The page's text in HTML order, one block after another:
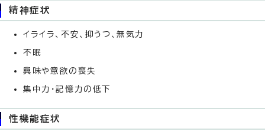
精神症状
イライラ、不安、抑うつ、無気力
不眠
興味や意欲の喪失
集中力・記憶力の低下
性機能症状